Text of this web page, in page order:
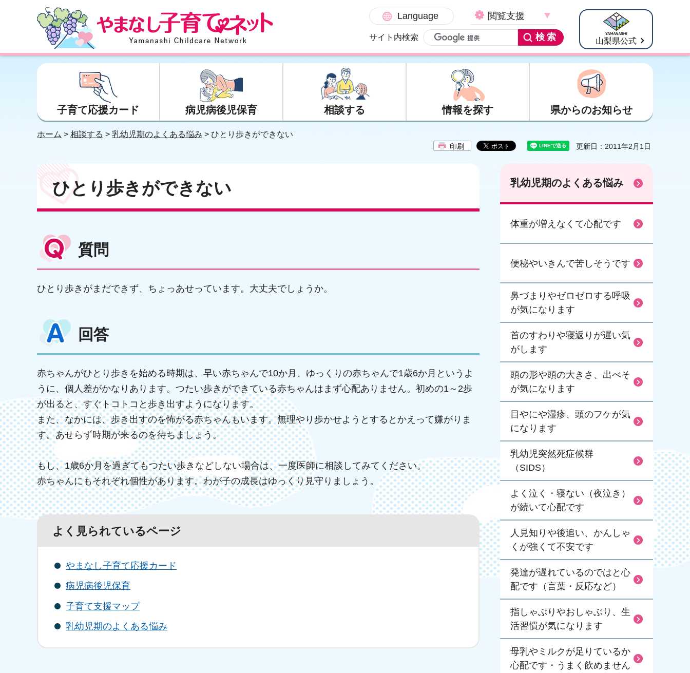
やまなし子育てネット Language 閲覧支援
サイト内検索 山梨県公式
子育て応援カード 病児病後児保育 相談する 情報を探す 県からのお知らせ
ホーム > 相談する > 乳幼児期のよくある悩み > ひとり歩きができない
印刷 更新日：2011年2月1日
ひとり歩きができない
質問
ひとり歩きがまだできず、ちょっあせっています。大丈夫でしょうか。
回答
赤ちゃんがひとり歩きを始める時期は、早い赤ちゃんで10か月、ゆっくりの赤ちゃんで1歳6か月というよ
うに、個人差がかなりあります。つたい歩きができている赤ちゃんはまず心配ありません。初めの1～2歩
が出ると、すぐトコトコと歩き出すようになります。
また、なかには、歩き出すのを怖がる赤ちゃんもいます。無理やり歩かせようとするとかえって嫌がりま
す。あせらず時期が来るのを待ちましょう。
もし、1歳6か月を過ぎてもつたい歩きなどしない場合は、一度医師に相談してみてください。
赤ちゃんにもそれぞれ個性があります。わが子の成長はゆっくり見守りましょう。
よく見られているページ
やまなし子育て応援カード
病児病後児保育
子育て支援マップ
乳幼児期のよくある悩み
乳幼児期のよくある悩み
体重が増えなくて心配です
便秘やいきんで苦しそうです
鼻づまりやゼロゼロする呼吸
が気になります
首のすわりや寝返りが遅い気
がします
頭の形や頭の大きさ、出べそ
が気になります
目やにや湿疹、頭のフケが気
になります
乳幼児突然死症候群
（SIDS）
よく泣く・寝ない（夜泣き）
が続いて心配です
人見知りや後追い、かんしゃ
くが強くて不安です
発達が遅れているのではと心
配です（言葉・反応など）
指しゃぶりやおしゃぶり、生
活習慣が気になります
母乳やミルクが足りているか
心配です・うまく飲めません